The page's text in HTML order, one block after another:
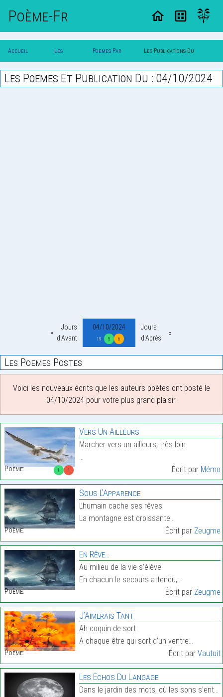
Poème-Fr
Accueil
Poesie
Les
Poesies
Poemes Par Les Publications Du
04/10/2024
Les Poemes Et Publication Du : 04/10/2024
Jours
d'Avant
04/10/2024
19 5 6
Jours
d'Après
Les Poemes Postes
Voici les nouveaux écrits que les auteurs poètes ont posté le
04/10/2024 pour votre plus grand plaisir.
1 1
Poème:
Vers Un Ailleurs
Marcher vers un ailleurs, très loin
…
Écrit par Mémo
Poème:
Sous L’Apparence
L’humain cache ses rêves
La montagne est croissante…
Écrit par Zeugme
Poème:
En Rêve…
Au milieu de la vie s’élève
En chacun le secours attendu,…
Écrit par Zeugme
Poème:
J’Aimerais Tant
Ah coquin de sort
A chaque être qui sort d’un ventre…
Écrit par Vautuit
Les Échos Du Langage
Dans le jardin des mots, où les sons s’entrelacent